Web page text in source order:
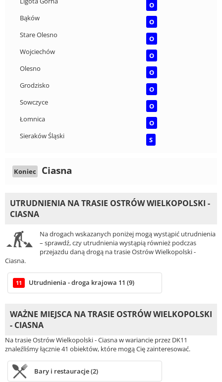
O
Bąków
O
Stare Olesno
O
Wojciechów
O
Olesno
O
Grodzisko
O
Sowczyce
O
Łomnica
O
Sieraków Śląski
S
Koniec Ciasna
UTRUDNIENIA NA TRASIE OSTRÓW WIELKOPOLSKI -
CIASNA
Na drogach wskazanych poniżej mogą wystąpić utrudnienia
– sprawdź, czy utrudnienia wystąpią również podczas
przejazdu daną drogą na trasie Ostrów Wielkopolski -
Ciasna.
11 Utrudnienia - droga krajowa 11 (9)
WAŻNE MIEJSCA NA TRASIE OSTRÓW WIELKOPOLSKI
- CIASNA
Na trasie Ostrów Wielkopolski - Ciasna w wariancie przez DK11
znaleźliśmy łącznie 41 obiektów, które mogą Cię zainteresować.
Bary i restauracje (2)